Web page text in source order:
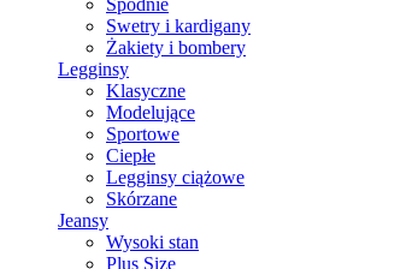
Spodnie
Swetry i kardigany
Żakiety i bombery
Legginsy
Klasyczne
Modelujące
Sportowe
Ciepłe
Legginsy ciążowe
Skórzane
Jeansy
Wysoki stan
Plus Size